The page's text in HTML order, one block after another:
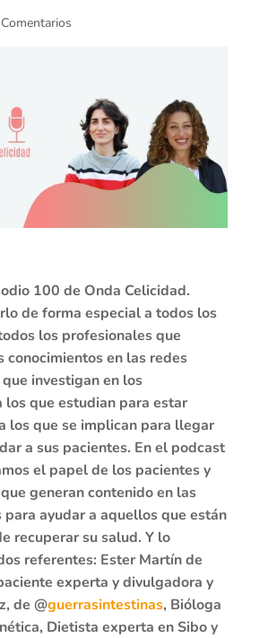
100 de Onda Celicidad.
de forma especial a todos los
los profesionales que
conocimientos en las redes
investigan en los
los que estudian para estar
los que se implican para llegar
a sus pacientes. En el podcast
el papel de los pacientes y
generan contenido en las
para ayudar a aquellos que están
recuperar su salud. Y lo
referentes: Ester Martín de
experta y divulgadora y
de @guerrasintestinas, Bióloga
Dietista experta en Sibo y